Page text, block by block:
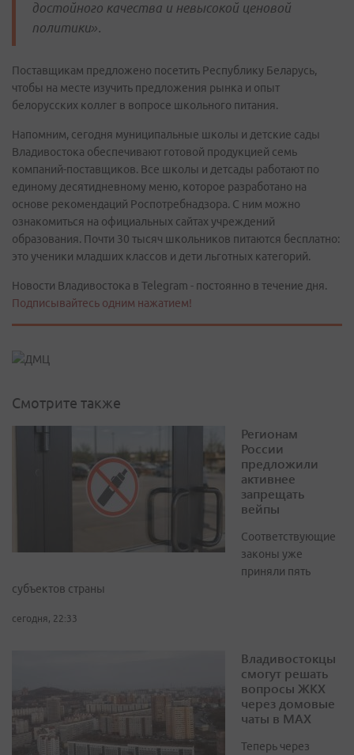
достойного качества и невысокой ценовой
политики».
Поставщикам предложено посетить Республику Беларусь,
чтобы на месте изучить предложения рынка и опыт
белорусских коллег в вопросе школьного питания.
Напомним, сегодня муниципальные школы и детские сады
Владивостока обеспечивают готовой продукцией семь
компаний-поставщиков. Все школы и детсады работают по
единому десятидневному меню, которое разработано на
основе рекомендаций Роспотребнадзора. С ним можно
ознакомиться на официальных сайтах учреждений
образования. Почти 30 тысяч школьников питаются бесплатно:
это ученики младших классов и дети льготных категорий.
Новости Владивостока в Telegram - постоянно в течение дня.
Подписывайтесь одним нажатием!
Смотрите также
Регионам
России
предложили
активнее
запрещать
вейпы
Соответствующие
законы уже
приняли пять
субъектов страны
сегодня, 22:33
Владивостокцы
смогут решать
вопросы ЖКХ
через домовые
чаты в МАХ
Теперь через